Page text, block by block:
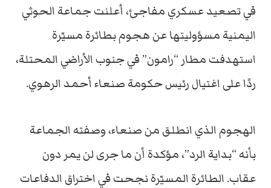
في تصعيد عسكري مفاجئ، أعلنت جماعة الحوثي
اليمنية مسؤوليتها عن هجوم بطائرة مسيّرة
استهدفت مطار “رامون” في جنوب الأراضي المحتلة،
ردًا على اغتيال رئيس حكومة صنعاء أحمد الرهوي.
الهجوم الذي انطلق من صنعاء، وصفته الجماعة
بأنه “بداية الرد”، مؤكدة أن ما جرى لن يمر دون
عقاب. الطائرة المسيّرة نجحت في اختراق الدفاعات